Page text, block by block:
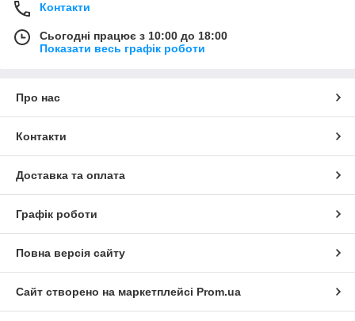
Контакти
Сьогодні працює з 10:00 до 18:00
Показати весь графік роботи
Про нас
Контакти
Доставка та оплата
Графік роботи
Повна версія сайту
Сайт створено на маркетплейсі Prom.ua